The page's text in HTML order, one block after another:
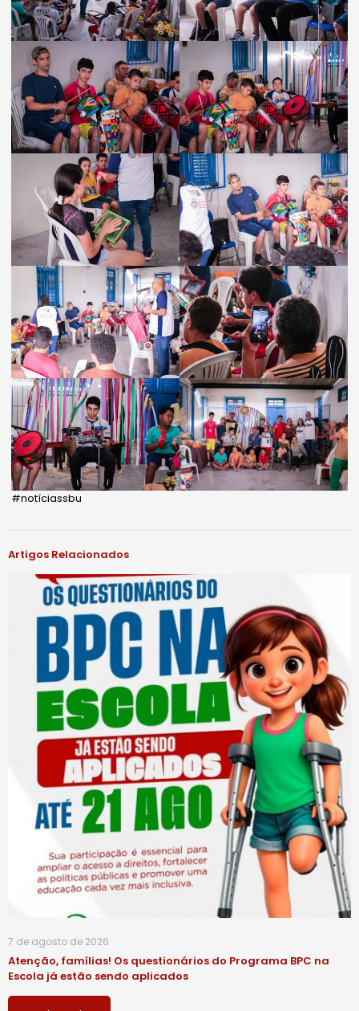
#notíciassbu
Artigos Relacionados
7 de agosto de 2026
Atenção, famílias! Os questionários do Programa BPC na
Escola já estão sendo aplicados